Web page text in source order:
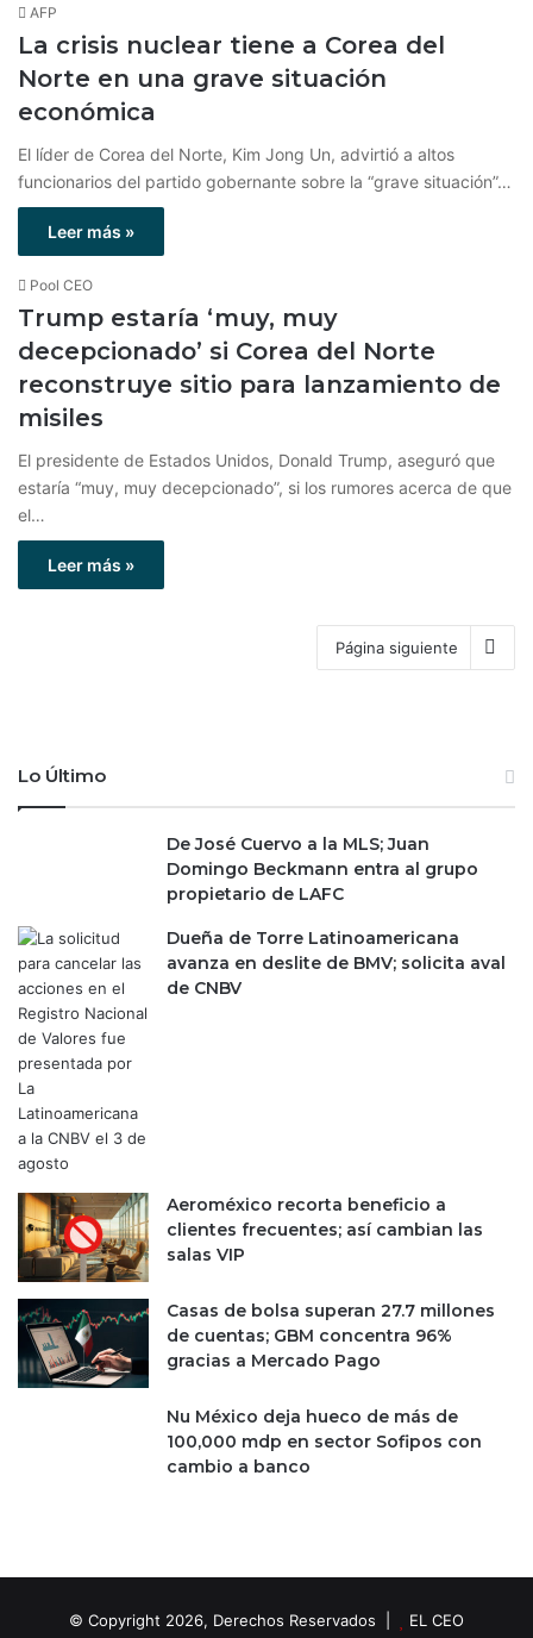
AFP
La crisis nuclear tiene a Corea del
Norte en una grave situación
económica
El líder de Corea del Norte, Kim Jong Un, advirtió a altos
funcionarios del partido gobernante sobre la “grave situación”…
Leer más »
Pool CEO
Trump estaría ‘muy, muy
decepcionado’ si Corea del Norte
reconstruye sitio para lanzamiento de
misiles
El presidente de Estados Unidos, Donald Trump, aseguró que
estaría “muy, muy decepcionado”, si los rumores acerca de que
el…
Leer más »
Página siguiente
Lo Último
De José Cuervo a la MLS; Juan
Domingo Beckmann entra al grupo
propietario de LAFC
Dueña de Torre Latinoamericana
avanza en deslite de BMV; solicita aval
de CNBV
Aeroméxico recorta beneficio a
clientes frecuentes; así cambian las
salas VIP
Casas de bolsa superan 27.7 millones
de cuentas; GBM concentra 96%
gracias a Mercado Pago
Nu México deja hueco de más de
100,000 mdp en sector Sofipos con
cambio a banco
© Copyright 2026, Derechos Reservados | EL CEO